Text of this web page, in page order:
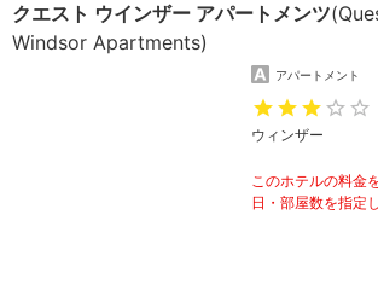
クエスト ウインザー アパートメンツ
Windsor Apartments)
アパートメント
ウィンザー
このホテルの料金
日・部屋数を指定